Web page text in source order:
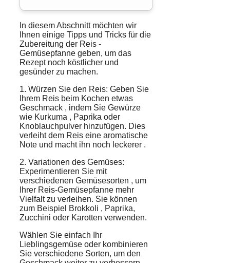
In diesem Abschnitt möchten wir
Ihnen einige Tipps und Tricks für die
Zubereitung der Reis -
Gemüsepfanne geben, um das
Rezept noch köstlicher und
gesünder zu machen.
1. Würzen Sie den Reis: Geben Sie
Ihrem Reis beim Kochen etwas
Geschmack , indem Sie Gewürze
wie Kurkuma , Paprika oder
Knoblauchpulver hinzufügen. Dies
verleiht dem Reis eine aromatische
Note und macht ihn noch leckerer .
2. Variationen des Gemüses:
Experimentieren Sie mit
verschiedenen Gemüsesorten , um
Ihrer Reis-Gemüsepfanne mehr
Vielfaltzu verleihen. Sie können
zum Beispiel Brokkoli , Paprika,
Zucchini oder Karotten verwenden.
Wählen Sie einfach Ihr
Lieblingsgemüse oder kombinieren
Sie verschiedene Sorten, um den